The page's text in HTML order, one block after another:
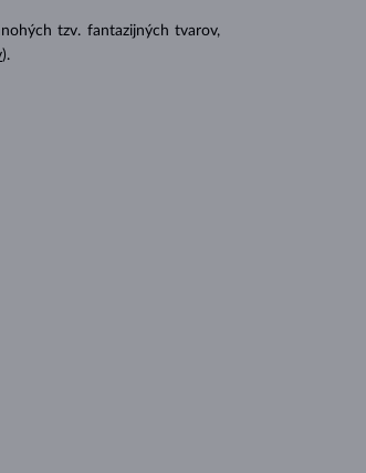
tzv. fantazijných tvarov,
).